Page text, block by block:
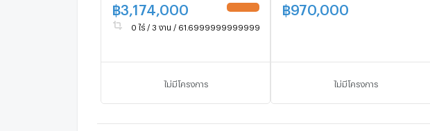
2M
฿3,174,000
0 ไร่ / 3 งาน / 61.69999999999999 ตร.ว.
ไม่มีโครงการ
ชุมชนและสิ่งอำนวยความ
สะดวกครบ
฿970,000
ไม่มีโครงการ